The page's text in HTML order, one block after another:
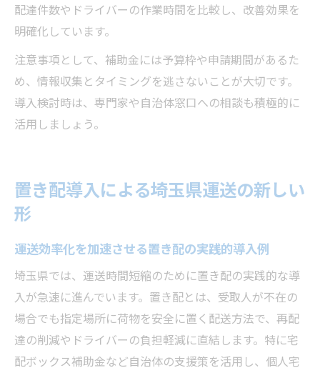
配達件数やドライバーの作業時間を比較し、改善効果を
明確化しています。
注意事項として、補助金には予算枠や申請期間があるた
め、情報収集とタイミングを逃さないことが大切です。
導入検討時は、専門家や自治体窓口への相談も積極的に
活用しましょう。
置き配導入による埼玉県運送の新しい
形
運送効率化を加速させる置き配の実践的導入例
埼玉県では、運送時間短縮のために置き配の実践的な導
入が急速に進んでいます。置き配とは、受取人が不在の
場合でも指定場所に荷物を安全に置く配送方法で、再配
達の削減やドライバーの負担軽減に直結します。特に宅
配ボックス補助金など自治体の支援策を活用し、個人宅